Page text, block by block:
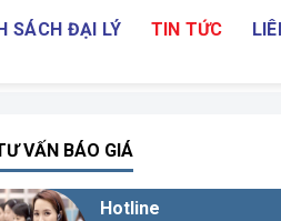
SÁCH ĐẠI LÝ TIN TỨC
VẤN BÁO GIÁ
Hotline